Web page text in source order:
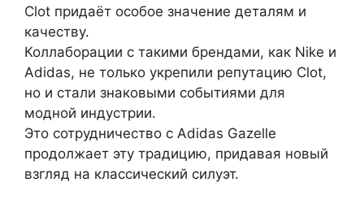
Clot придаёт особое значение деталям и
качеству.
Коллаборации с такими брендами, как Nike и
Adidas, не только укрепили репутацию Clot,
но и стали знаковыми событиями для
модной индустрии.
Это сотрудничество с Adidas Gazelle
продолжает эту традицию, придавая новый
взгляд на классический силуэт.